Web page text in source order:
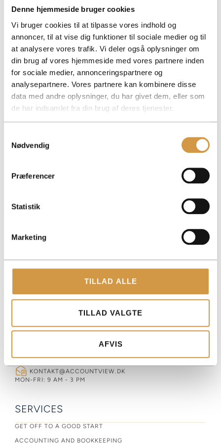
Denne hjemmeside bruger cookies
Vi bruger cookies til at tilpasse vores indhold og
annoncer, til at vise dig funktioner til sociale medier og til
at analysere vores trafik. Vi deler også oplysninger om
din brug af vores hjemmeside med vores partnere inden
for sociale medier, annonceringspartnere og
analysepartnere. Vores partnere kan kombinere disse
data med andre oplysninger, du har givet dem, eller som
de har indsamlet fra din brug af deres tjenester.
Nødvendig
Præferencer
Statistik
Marketing
TILLAD ALLE
TILLAD VALGTE
AFVIS
Joint taxation
Joint taxation means that several companies are taxed together. Read the
Facebook
Mastodon
ACCOUNTVIEW APS
ROHOLMSVEJ 14A, 1TV, 2620 ALBERTSLUND
PAPIRFABRIKKEN 52, 18, 3. 8600 SILKEBORG
CONTACT US
KONTAKT@ACCOUNTVIEW.DK
MON-FRI: 9 AM - 3 PM
SERVICES
GET OFF TO A GOOD START
ACCOUNTING AND BOOKKEEPING